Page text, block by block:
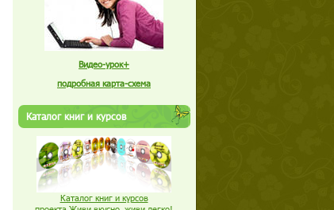
Видео-урок+
подробная карта-схема
Каталог книг и курсов
Каталог книг и курсов